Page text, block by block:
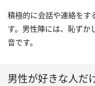
積極的に会話や連絡をす
す。男性陣には、恥ずか
音です。
男性が好きな人だ